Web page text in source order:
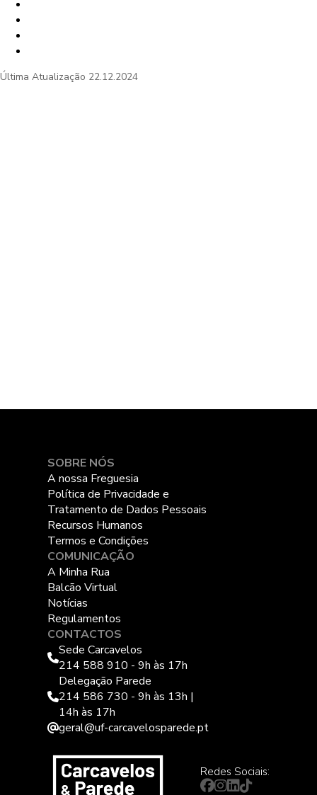
Última Atualização 22.12.2024
SOBRE NÓS
A nossa Freguesia
Política de Privacidade e
Tratamento de Dados Pessoais
Recursos Humanos
Termos e Condições
COMUNICAÇÃO
A Minha Rua
Balcão Virtual
Notícias
Regulamentos
CONTACTOS
Sede Carcavelos
214 588 910 - 9h às 17h
Delegação Parede
214 586 730 - 9h às 13h |
14h às 17h
geral@uf-carcavelosparede.pt
Redes Sociais: